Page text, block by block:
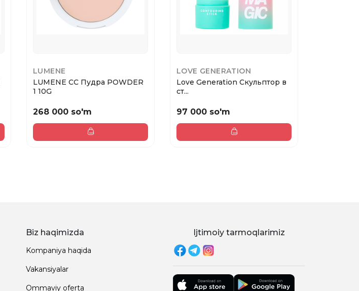
LUMENE
LUMENE CC Пудра POWDER
1 10G
268 000 so'm
LOVE GENERATION
Love Generation Скульптор в
ст...
97 000 so'm
Biz haqimizda
Kompaniya haqida
Vakansiyalar
Ommaviy oferta
Ijtimoiy tarmoqlarimiz